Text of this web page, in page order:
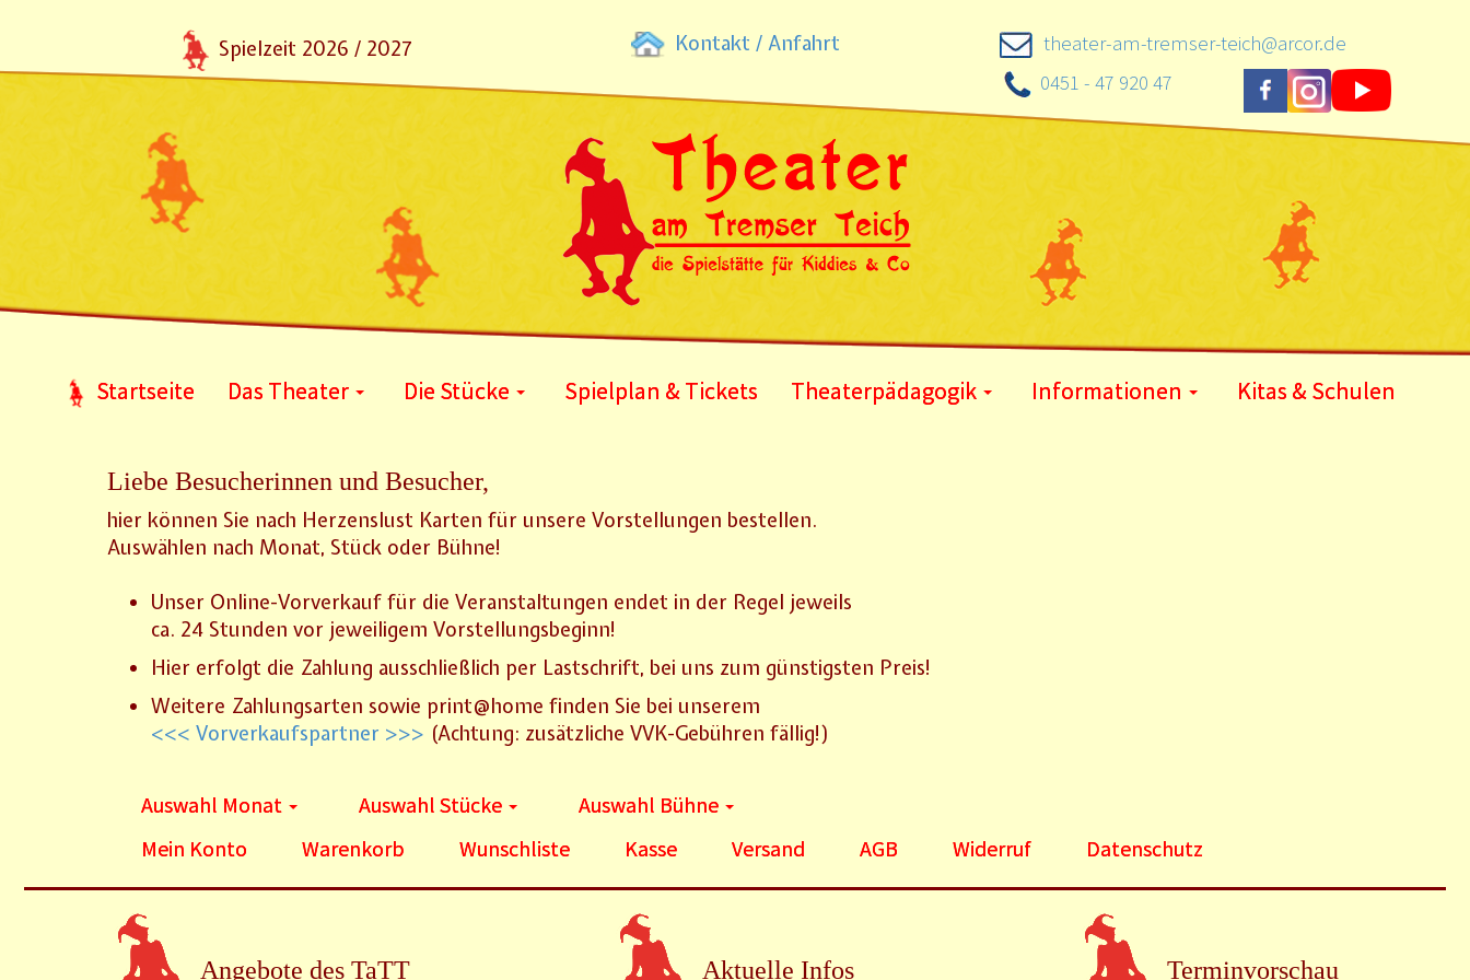
Spielzeit 2026 / 2027 Kontakt / Anfahrt
theater-am-tremser-teich@arcor.de
0451 - 47 920 47
Startseite Das Theater Die Stücke Spielplan & Tickets Theaterpädagogik Informationen Kitas & Schulen
Liebe Besucherinnen und Besucher,
hier können Sie nach Herzenslust Karten für unsere Vorstellungen bestellen.
Auswählen nach Monat, Stück oder Bühne!
Unser Online-Vorverkauf für die Veranstaltungen endet in der Regel jeweils
ca. 24 Stunden vor jeweiligem Vorstellungsbeginn!
Hier erfolgt die Zahlung ausschließlich per Lastschrift, bei uns zum günstigsten Preis!
Weitere Zahlungsarten sowie print@home finden Sie bei unserem
<<< Vorverkaufspartner >>> (Achtung: zusätzliche VVK-Gebühren fällig!)
Auswahl Monat Auswahl Stücke
Auswahl Bühne
Mein Konto
Warenkorb Wunschliste Kasse Versand AGB Widerruf Datenschutz
Angebote des TaTT Aktuelle Infos Terminvorschau